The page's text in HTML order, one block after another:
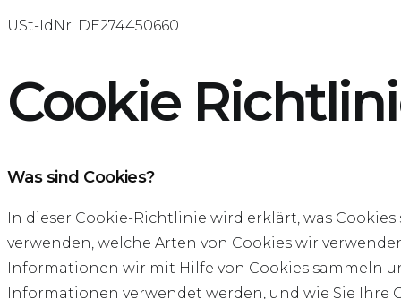
USt-IdNr. DE274450660
Cookie
Was sind Cookies?
In dieser Cookie-Richtlinie wird erklärt, was
verwenden, welche Arten von Cookies wir
Informationen wir mit Hilfe von Cookies sammeln
Informationen verwendet werden, und wie Sie Ihre